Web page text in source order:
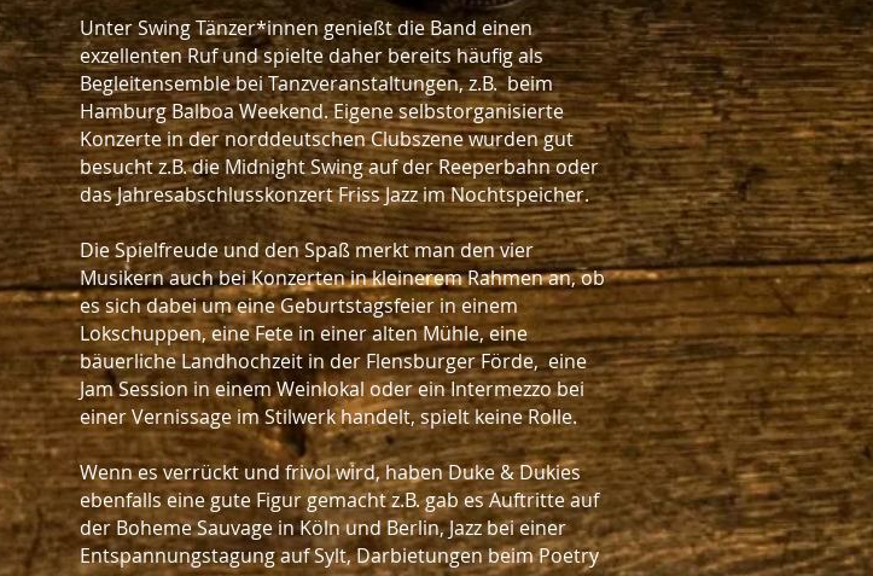
Unter Swing Tänzer*innen genießt die Band einen
exzellenten Ruf und spielte daher bereits häufig als
Begleitensemble bei Tanzveranstaltungen, z.B. beim
Hamburg Balboa Weekend. Eigene selbstorganisierte
Konzerte in der norddeutschen Clubszene wurden gut
besucht z.B. die Midnight Swing auf der Reeperbahn oder
das Jahresabschlusskonzert Friss Jazz im Nochtspeicher.
Die Spielfreude und den Spaß merkt man den vier
Musikern auch bei Konzerten in kleinerem Rahmen an, ob
es sich dabei um eine Geburtstagsfeier in einem
Lokschuppen, eine Fete in einer alten Mühle, eine
bäuerliche Landhochzeit in der Flensburger Förde, eine
Jam Session in einem Weinlokal oder ein Intermezzo bei
einer Vernissage im Stilwerk handelt, spielt keine Rolle.
Wenn es verrückt und frivol wird, haben Duke & Dukies
ebenfalls eine gute Figur gemacht z.B. gab es Auftritte auf
der Boheme Sauvage in Köln und Berlin, Jazz bei einer
Entspannungstagung auf Sylt, Darbietungen beim Poetry